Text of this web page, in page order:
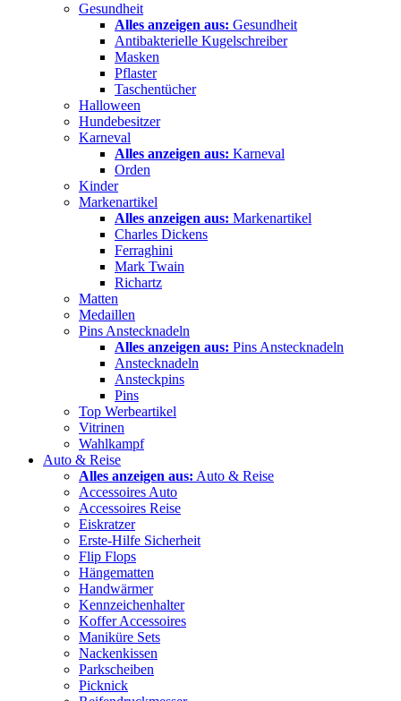
Gesundheit
Alles anzeigen aus: Gesundheit
Antibakterielle Kugelschreiber
Masken
Pflaster
Taschentücher
Halloween
Hundebesitzer
Karneval
Alles anzeigen aus: Karneval
Orden
Kinder
Markenartikel
Alles anzeigen aus: Markenartikel
Charles Dickens
Ferraghini
Mark Twain
Richartz
Matten
Medaillen
Pins Anstecknadeln
Alles anzeigen aus: Pins Anstecknadeln
Anstecknadeln
Ansteckpins
Pins
Top Werbeartikel
Vitrinen
Wahlkampf
Auto & Reise
Alles anzeigen aus: Auto & Reise
Accessoires Auto
Accessoires Reise
Eiskratzer
Erste-Hilfe Sicherheit
Flip Flops
Hängematten
Handwärmer
Kennzeichenhalter
Koffer Accessoires
Maniküre Sets
Nackenkissen
Parkscheiben
Picknick